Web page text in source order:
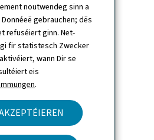
noutwendeg sinn a
gebrauchen; dës
refuséiert ginn. Net-
fir statistesch Zwecker
wann Dir se
eis
.
de